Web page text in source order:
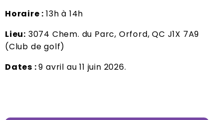
Horaire : 13h à 14h
Lieu: 3074 Chem. du Parc, Orford, QC J1X 7A9
(Club de golf)
Dates :9 avril au 11 juin 2026.